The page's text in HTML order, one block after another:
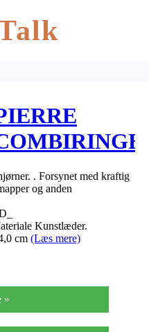
. Forsynet med kraftig
og anden
Kunstlæder.
cm (Læs mere)
»